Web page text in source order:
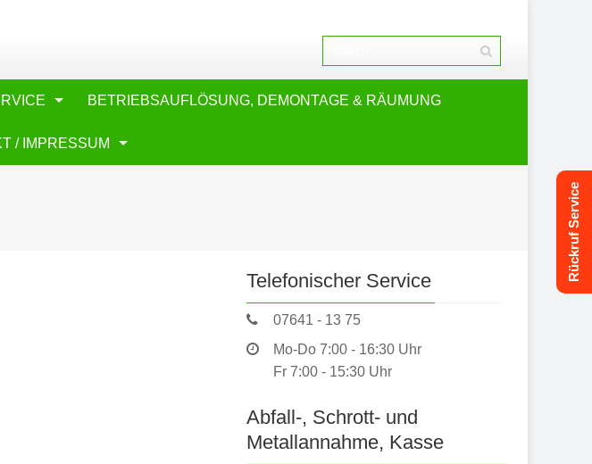
BETRIEBSAUFLÖSUNG, DEMONTAGE & RÄUMUNG
/ IMPRESSUM
Telefonischer Service
07641 - 13 75
Mo-Do 7:00 - 16:30 Uhr
Fr 7:00 - 15:30 Uhr
Abfall-, Schrott- und
Metallannahme, Kasse
Rückruf Service